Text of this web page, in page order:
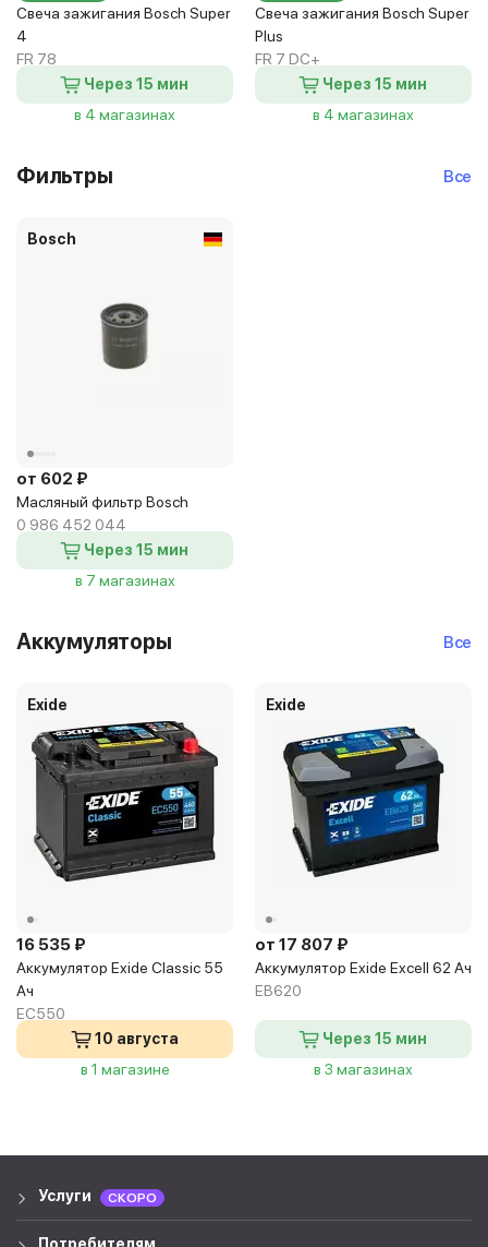
Свеча зажигания Bosch Super
4
FR 78
Через 15 мин
в 4 магазинах
Свеча зажигания Bosch Super
Plus
FR 7 DC+
Через 15 мин
в 4 магазинах
Фильтры Все
Bosch
от 602 ₽
Масляный фильтр Bosch
0 986 452 044
Через 15 мин
в 7 магазинах
Аккумуляторы Все
Exide
16 535 ₽
Аккумулятор Exide Classic 55
Ач
EC550
10 августа
в 1 магазине
Exide
от 17 807 ₽
Аккумулятор Exide Excell 62 Ач
EB620
Через 15 мин
в 3 магазинах
Услуги СКОРО